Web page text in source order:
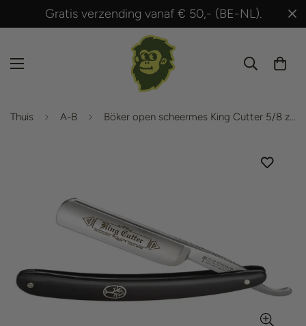
Gratis verzending vanaf € 50,- (BE-NL).
Thuis A-B Böker open scheermes King Cutter 5/8 zwart